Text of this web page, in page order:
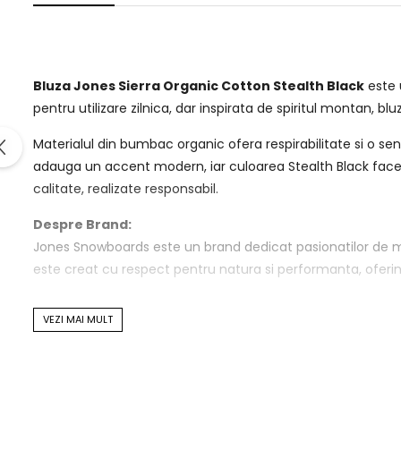
Bluza Jones Sierra Organic Cotton Stealth Black este
pentru utilizare zilnica, dar inspirata de spiritul montan,
Materialul din bumbac organic ofera respirabilitate si o
adauga un accent modern, iar culoarea Stealth Black
calitate, realizate responsabil.
Despre Brand:
Jones Snowboards este un brand dedicat pasionatilor
este creat cu respect pentru natura si performanta,
Specificatii tehnice:
VEZI MAI MULT